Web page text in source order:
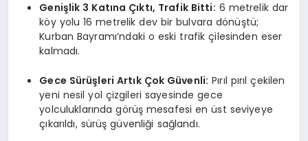
Genişlik 3 Katına Çıktı, Trafik Bitti: 6 metrelik dar
köy yolu 16 metrelik dev bir bulvara dönüştü;
Kurban Bayramı’ndaki o eski trafik çilesinden eser
kalmadı.
Gece Sürüşleri Artık Çok Güvenli: Pırıl pırıl çekilen
yeni nesil yol çizgileri sayesinde gece
yolculuklarında görüş mesafesi en üst seviyeye
çıkarıldı, sürüş güvenliği sağlandı.